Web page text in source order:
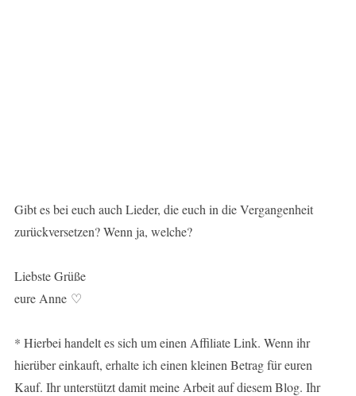
Gibt es bei euch auch Lieder, die euch in die Vergangenheit
zurückversetzen? Wenn ja, welche?
Liebste Grüße
eure Anne ♡
* Hierbei handelt es sich um einen Affiliate Link. Wenn ihr
hierüber einkauft, erhalte ich einen kleinen Betrag für euren
Kauf. Ihr unterstützt damit meine Arbeit auf diesem Blog. Ihr